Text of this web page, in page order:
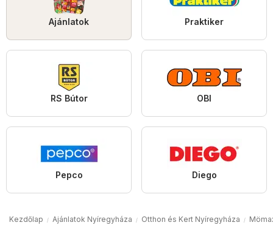
Ajánlatok Praktiker
RS Bútor OBI
Pepco Diego
Kezdőlap Ajánlatok Nyíregyháza Otthon és Kert Nyíregyháza